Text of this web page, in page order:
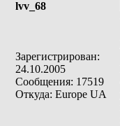
lvv_68
Зарегистрирован:
24.10.2005
Сообщения: 17519
Откуда: Europe UA